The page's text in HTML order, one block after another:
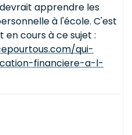
apprendre les
à l'école. C'est
en cours à ce sujet :
qui-
financiere-a-l-